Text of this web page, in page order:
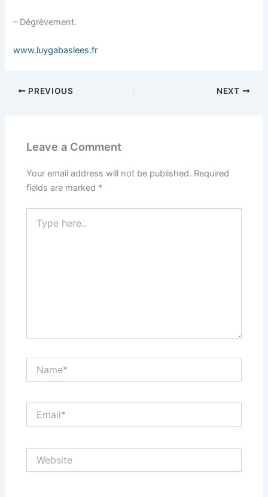
– Dégrèvement.
www.luygabaslees.fr
PREVIOUS NEXT
Leave a Comment
Your email address will not be published. Required
fields are marked *
here..